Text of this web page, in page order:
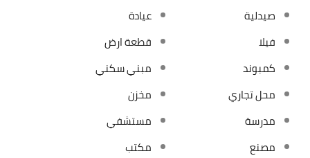
صيدلية
عيادة
فيلا
قطعة ارض
كمبوند
مبني سكني
محل تجاري
مخزن
مدرسة
مستشفي
مصنع
مكتب